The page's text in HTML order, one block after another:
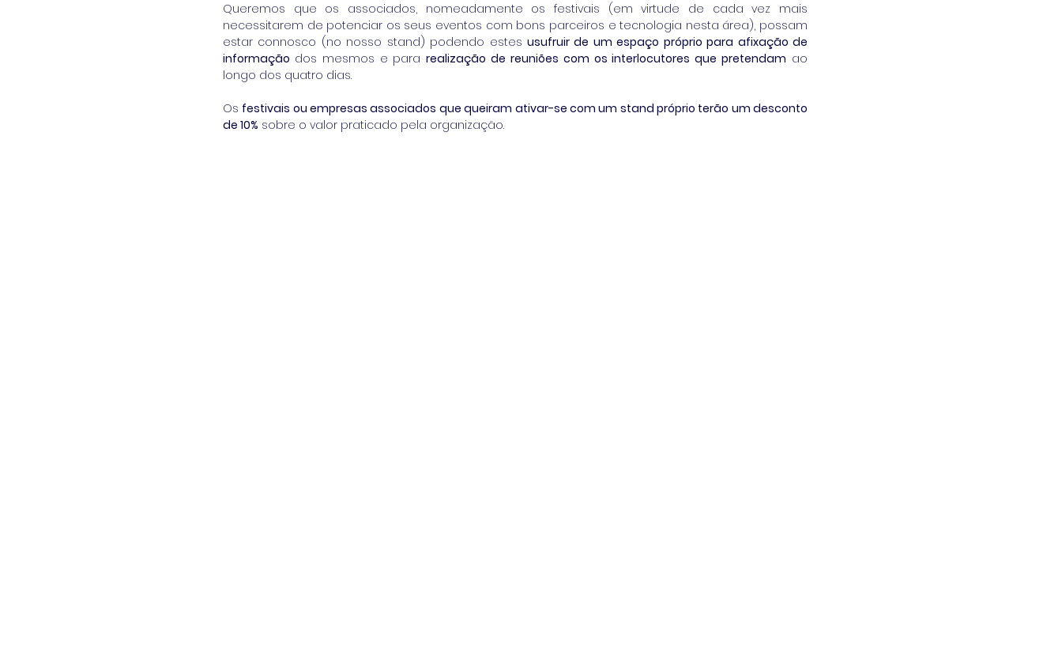
Queremos que os associados, nomeadamente os festivais (em virtude de cada vez mais
necessitarem de potenciar os seus eventos com bons parceiros e tecnologia nesta área), possam
estar connosco (no nosso stand) podendo estes usufruir de um espaço próprio para afixação de
informação dos mesmos e para realização de reuniões com os interlocutores que pretendam ao
longo dos quatro dias.
Os festivais ou empresas associados que queiram ativar-se com um stand próprio terão um desconto
de 10% sobre o valor praticado pela organização.